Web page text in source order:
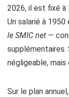
2026, il est fixé à
Un salarié à
le SMIC net —
supplémentaires.
négligeable,
Sur le plan